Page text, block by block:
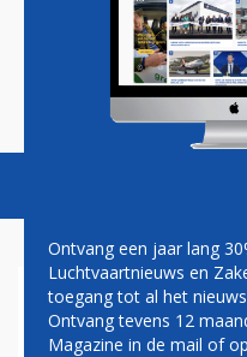
Magazine
TIANJIN
Ontvang een jaar lang
Luchtvaartnieuws en
toegang tot al het
Ontvang tevens 12
Magazine in de mail of